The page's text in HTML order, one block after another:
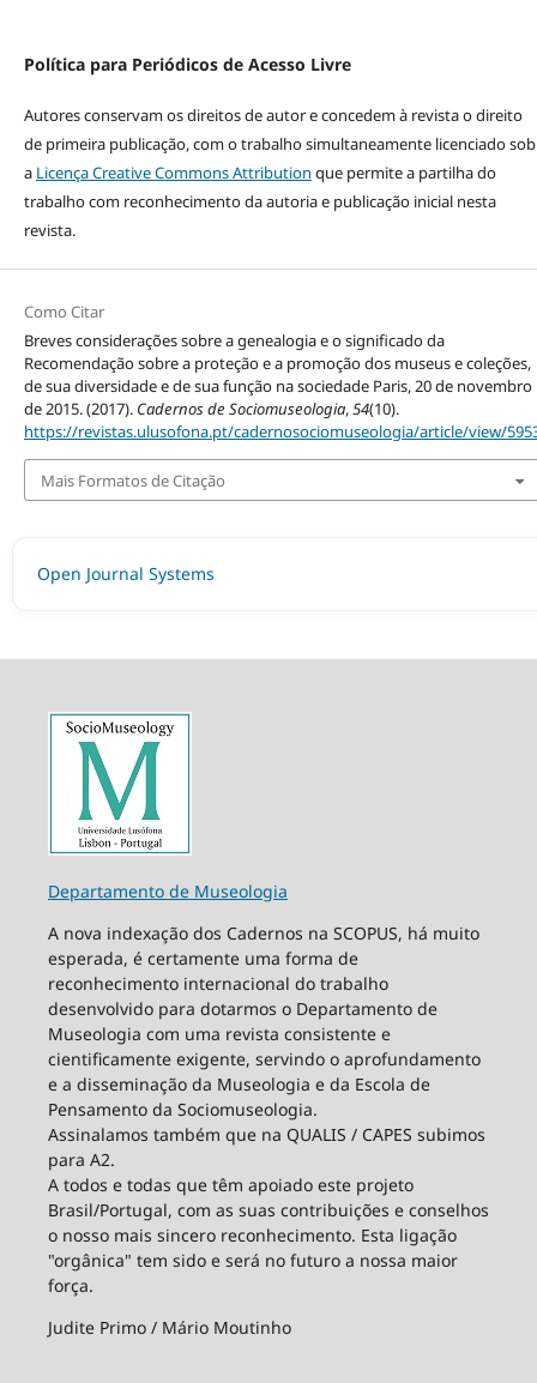
Política para Periódicos de Acesso Livre
Autores conservam os direitos de autor e concedem à revista o direito
de primeira publicação, com o trabalho simultaneamente licenciado sob
a Licença Creative Commons Attribution que permite a partilha do
trabalho com reconhecimento da autoria e publicação inicial nesta
revista.
Como Citar
Breves considerações sobre a genealogia e o significado da
Recomendação sobre a proteção e a promoção dos museus e coleções,
de sua diversidade e de sua função na sociedade Paris, 20 de novembro
de 2015. (2017). Cadernos de Sociomuseologia,54(10).
https://revistas.ulusofona.pt/cadernosociomuseologia/article/view/
Mais Formatos de Citação
Open Journal Systems
Departamento de Museologia
A nova indexação dos Cadernos na SCOPUS, há muito
esperada, é certamente uma forma de
reconhecimento internacional do trabalho
desenvolvido para dotarmos o Departamento de
Museologia com uma revista consistente e
cientificamente exigente, servindo o aprofundamento
e a disseminação da Museologia e da Escola de
Pensamento da Sociomuseologia.
Assinalamos também que na QUALIS / CAPES subimos
para A2.
A todos e todas que têm apoiado este projeto
Brasil/Portugal, com as suas contribuições e conselhos
o nosso mais sincero reconhecimento. Esta ligação
"orgânica" tem sido e será no futuro a nossa maior
força.
Judite Primo / Mário Moutinho